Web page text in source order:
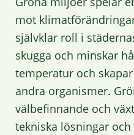
mot
självklar roll i
skugga och minskar
temperatur och
andra organismer.
välbefinnande och
tekniska lösningar